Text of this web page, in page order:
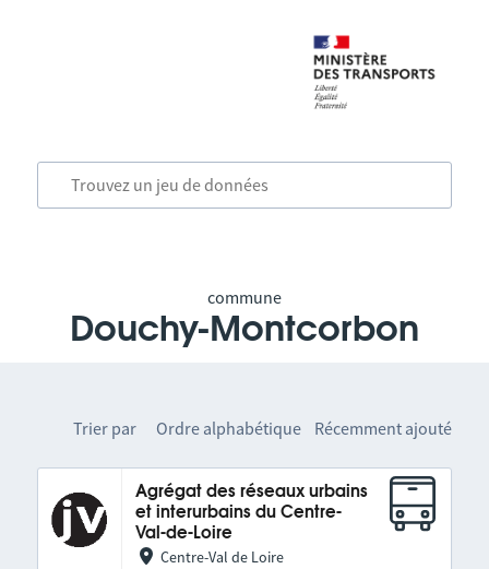
commune
Douchy-Montcorbon
Trier par Ordre alphabétique Récemment ajouté
Agrégat des réseaux urbains
et interurbains du Centre-
Val-de-Loire
Centre-Val de Loire